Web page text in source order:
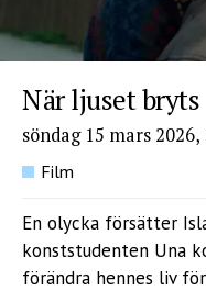
När ljuset bryts
söndag 15 mars 2026,
Film
En olycka försätter
konststudenten Una
förändra hennes liv